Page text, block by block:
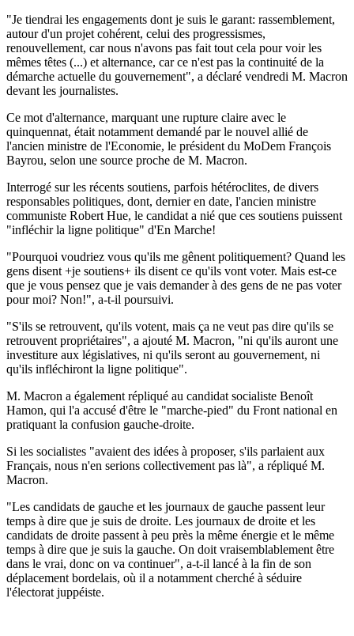
"Je tiendrai les engagements dont je suis le garant: rassemblement,
autour d'un projet cohérent, celui des progressismes,
renouvellement, car nous n'avons pas fait tout cela pour voir les
mêmes têtes (...) et alternance, car ce n'est pas la continuité de la
démarche actuelle du gouvernement", a déclaré vendredi M. Macron
devant les journalistes.
Ce mot d'alternance, marquant une rupture claire avec le
quinquennat, était notamment demandé par le nouvel allié de
l'ancien ministre de l'Economie, le président du MoDem François
Bayrou, selon une source proche de M. Macron.
Interrogé sur les récents soutiens, parfois hétéroclites, de divers
responsables politiques, dont, dernier en date, l'ancien ministre
communiste Robert Hue, le candidat a nié que ces soutiens puissent
"infléchir la ligne politique" d'En Marche!
"Pourquoi voudriez vous qu'ils me gênent politiquement? Quand les
gens disent +je soutiens+ ils disent ce qu'ils vont voter. Mais est-ce
que je vous pensez que je vais demander à des gens de ne pas voter
pour moi? Non!", a-t-il poursuivi.
"S'ils se retrouvent, qu'ils votent, mais ça ne veut pas dire qu'ils se
retrouvent propriétaires", a ajouté M. Macron, "ni qu'ils auront une
investiture aux législatives, ni qu'ils seront au gouvernement, ni
qu'ils infléchiront la ligne politique".
M. Macron a également répliqué au candidat socialiste Benoît
Hamon, qui l'a accusé d'être le "marche-pied" du Front national en
pratiquant la confusion gauche-droite.
Si les socialistes "avaient des idées à proposer, s'ils parlaient aux
Français, nous n'en serions collectivement pas là", a répliqué M.
Macron.
"Les candidats de gauche et les journaux de gauche passent leur
temps à dire que je suis de droite. Les journaux de droite et les
candidats de droite passent à peu près la même énergie et le même
temps à dire que je suis la gauche. On doit vraisemblablement être
dans le vrai, donc on va continuer", a-t-il lancé à la fin de son
déplacement bordelais, où il a notamment cherché à séduire
l'électorat juppéiste.